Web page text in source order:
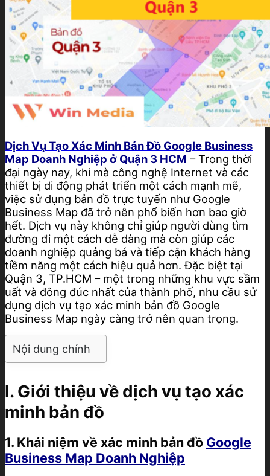
Dịch Vụ Tạo Xác Minh Bản Đồ Google Business
Map Doanh Nghiệp ở Quận 3 HCM – Trong thời
đại ngày nay, khi mà công nghệ Internet và các
thiết bị di động phát triển một cách mạnh mẽ,
việc sử dụng bản đồ trực tuyến như Google
Business Map đã trở nên phổ biến hơn bao giờ
hết. Dịch vụ này không chỉ giúp người dùng tìm
đường đi một cách dễ dàng mà còn giúp các
doanh nghiệp quảng bá và tiếp cận khách hàng
tiềm năng một cách hiệu quả hơn. Đặc biệt tại
Quận 3, TP.HCM – một trong những khu vực sầm
uất và đông đúc nhất của thành phố, nhu cầu sử
dụng dịch vụ tạo xác minh bản đồ Google
Business Map ngày càng trở nên quan trọng.
Nội dung chính
I. Giới thiệu về dịch vụ tạo xác
minh bản đồ
1. Khái niệm về xác minh bản đồ Google
Business Map Doanh Nghiệp